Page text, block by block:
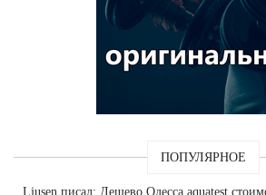
ПОПУЛЯРНОЕ
Ljusen писал: Дешево Одесса aquatest